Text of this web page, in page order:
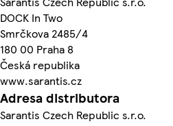
DOCK In Two
Smrčkova 2485/4
180 00 Praha 8
Česká republika
www.sarantis.cz
Adresa distributora
Sarantis Czech Republic s.r.o.